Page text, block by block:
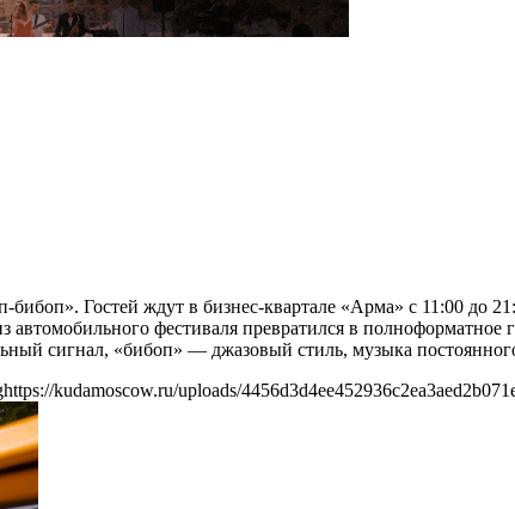
Гостей ждут в бизнес-квартале «Арма» с 11:00 до
фестиваля превратился в
сигнал, «бибоп» — джазовый стиль, музыка
https://kudamoscow.ru/uploads/